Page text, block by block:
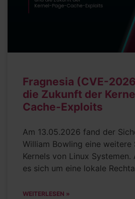
Fragnesia (CVE-
die Zukunft der
Cache-Exploits
Am 13.05.2026 fand der
William Bowling eine weitere
Kernels von Linux
es sich um eine lokale
WEITERLESEN »